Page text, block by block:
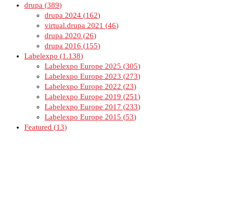
drupa
389
drupa 2024
162
virtual.drupa 2021
46
drupa 2020
26
drupa 2016
155
Labelexpo
1.138
Labelexpo Europe 2025
305
Labelexpo Europe 2023
273
Labelexpo Europe 2022
23
Labelexpo Europe 2019
251
Labelexpo Europe 2017
233
Labelexpo Europe 2015
53
Featured
13